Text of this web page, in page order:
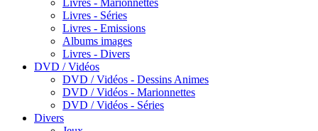
Livres - Marionnettes
Livres - Séries
Livres - Emissions
Albums images
Livres - Divers
DVD / Vidéos
DVD / Vidéos - Dessins Animes
DVD / Vidéos - Marionnettes
DVD / Vidéos - Séries
Divers